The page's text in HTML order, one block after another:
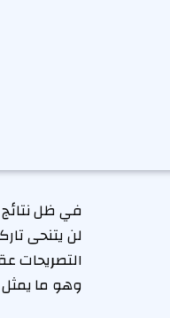
في ظل نتائج
لن يتنحى
التصريحات
وهو ما يمثل